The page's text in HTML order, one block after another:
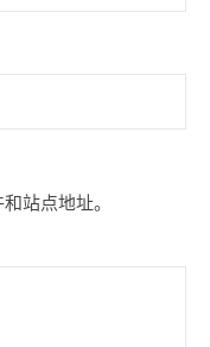
站点地址。